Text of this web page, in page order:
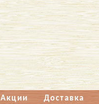
Акции Доставка